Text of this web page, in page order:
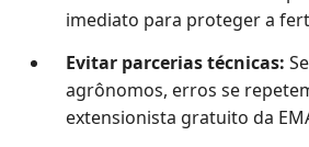
imediato para proteger a
Evitar parcerias técnicas:
agrônomos, erros se
extensionista gratuito da